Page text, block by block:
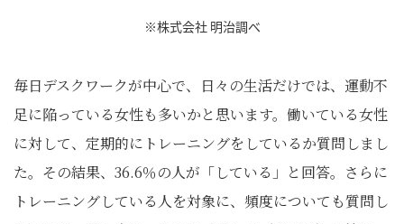
※株式会社 明治調べ
毎日デスクワークが中心で、日々の生活だけでは、運動不
足に陥っている女性も多いかと思います。働いている女性
に対して、定期的にトレーニングをしているか質問しまし
た。その結果、36.6％の人が「している」と回答。さらに
トレーニングしている人を対象に、頻度についても質問し